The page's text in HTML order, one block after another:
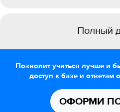
Полный
Позволит учиться лучше и
доступ к базе и ответам
ОФОРМИ